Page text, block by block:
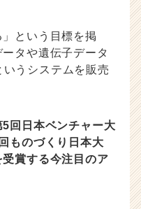
」という目標を掲
タや遺伝子データ
うシステムを販売
5回日本ベンチャー大
ものづくり日本大
賞する今注目のア